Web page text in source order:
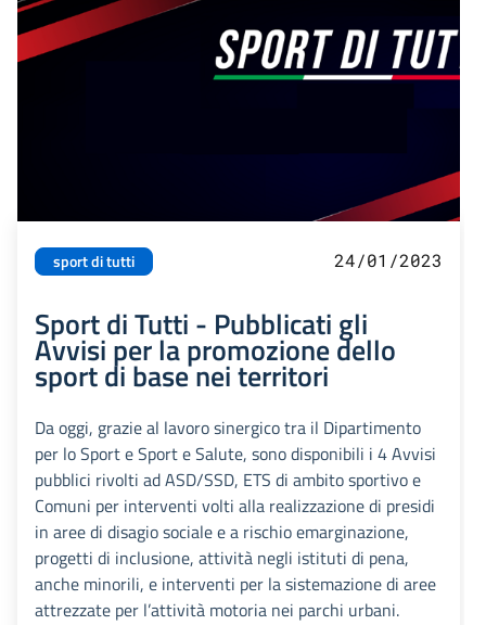
sport di tutti 24/01/2023
Sport di Tutti - Pubblicati gli
Avvisi per la promozione dello
sport di base nei territori
Da oggi, grazie al lavoro sinergico tra il Dipartimento
per lo Sport e Sport e Salute, sono disponibili i 4 Avvisi
pubblici rivolti ad ASD/SSD, ETS di ambito sportivo e
Comuni per interventi volti alla realizzazione di presidi
in aree di disagio sociale e a rischio emarginazione,
progetti di inclusione, attività negli istituti di pena,
anche minorili, e interventi per la sistemazione di aree
attrezzate per l’attività motoria nei parchi urbani.